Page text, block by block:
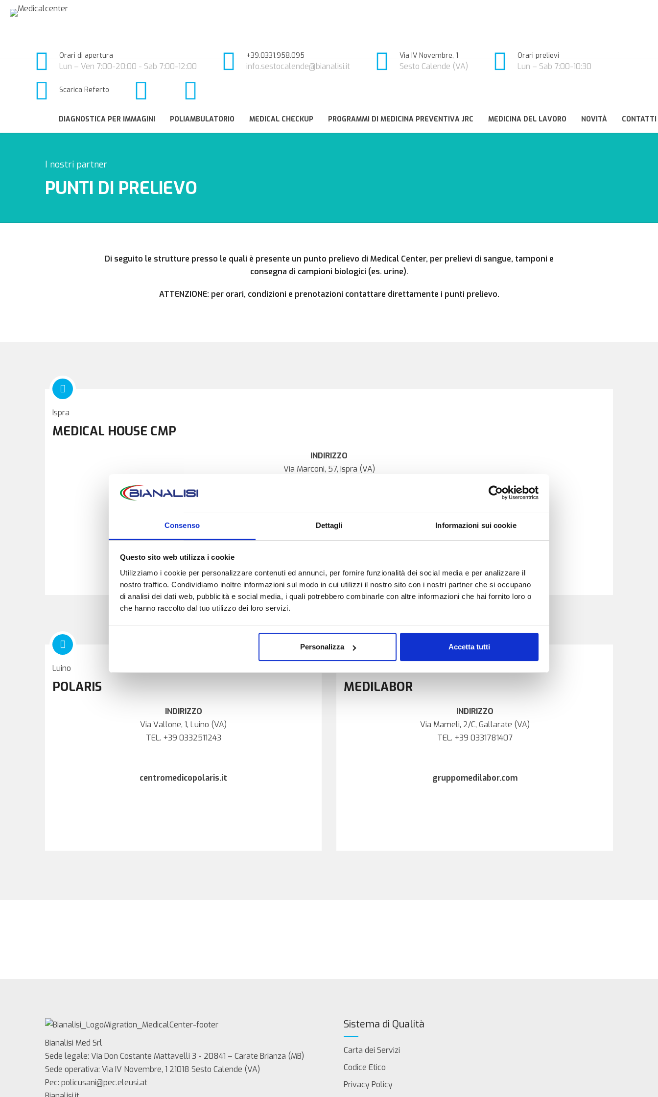
Consenso Dettagli Informazioni sui cookie
Questo sito web utilizza i cookie
Utilizziamo i cookie per personalizzare contenuti ed annunci, per fornire funzionalità dei social media e per analizzare il
nostro traffico. Condividiamo inoltre informazioni sul modo in cui utilizzi il nostro sito con i nostri partner che si occupano
di analisi dei dati web, pubblicità e social media, i quali potrebbero combinarle con altre informazioni che hai fornito loro o
che hanno raccolto dal tuo utilizzo dei loro servizi.
Personalizza Accetta tutti
Orari di apertura
Lun – Ven 7:00-20:00 - Sab 7:00-12:00
+39.0331.958.095
info.sestocalende@bianalisi.it
Via IV Novembre, 1
Sesto Calende (VA)
Orari prelievi
Lun – Sab 7:00-10:30
Scarica Referto
DIAGNOSTICA PER IMMAGINI POLIAMBULATORIO MEDICAL CHECKUP PROGRAMMI DI MEDICINA PREVENTIVA JRC MEDICINA DEL LAVORO NOVITÀ CONTATTI
I nostri partner
PUNTI DI PRELIEVO
Di seguito le strutture presso le quali è presente un punto prelievo di Medical Center, per prelievi di sangue, tamponi e
consegna di campioni biologici (es. urine).
ATTENZIONE: per orari, condizioni e prenotazioni contattare direttamente i punti prelievo.
Ispra
MEDICAL HOUSE CMP
INDIRIZZO
Via Marconi, 57, Ispra (VA)
medicalhousecmp.it
Luino
POLARIS
INDIRIZZO
Via Vallone, 1, Luino (VA)
TEL. +39 0332511243
centromedicopolaris.it
MEDILABOR
INDIRIZZO
Via Mameli, 2/C, Gallarate (VA)
TEL. +39 0331781407
gruppomedilabor.com
Bianalisi Med Srl
Sede legale: Via Don Costante Mattavelli 3 - 20841 – Carate Brianza (MB)
Sede operativa: Via IV Novembre, 1 21018 Sesto Calende (VA)
Pec: policusani@pec.eleusi.at
Sistema di Qualità
Carta dei Servizi
Codice Etico
Privacy Policy